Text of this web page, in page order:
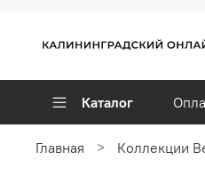
Каталог
Главная Коллекции